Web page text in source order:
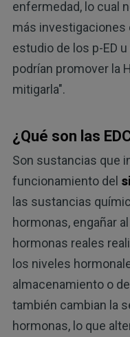
enfermedad, lo cual
más investigaciones
estudio de los p-ED
podrían promover la
mitigarla".
¿Qué son las
Son sustancias que
funcionamiento del
las sustancias
hormonas, engañar
hormonas reales
los niveles
almacenamiento o
también cambian la
hormonas, lo que